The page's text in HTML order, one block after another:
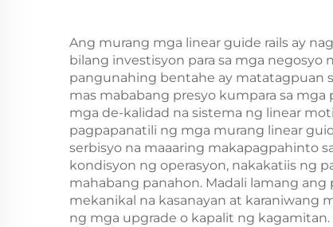
Ang murang mga linear guide rails ay
bilang investisyon para sa mga negosyo
pangunahing bentahe ay matatagpuan
mas mababang presyo kumpara sa
mga de-kalidad na sistema ng linear
pagpapanatili ng mga murang linear
serbisyo na maaaring makapagpahinto
kondisyon ng operasyon, nakakatiis ng
mahabang panahon. Madali lamang
mekanikal na kasanayan at karaniwang
ng mga upgrade o kapalit ng